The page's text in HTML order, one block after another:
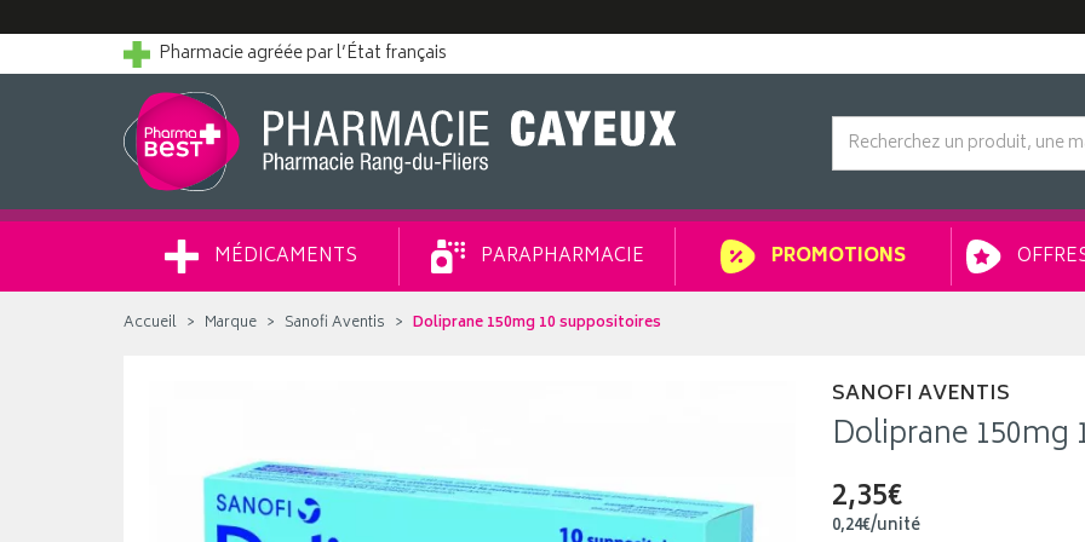
Pharmacie agréée par l’État français
MÉDICAMENTS PARAPHARMACIE PROMOTIONS
Accueil Marque Sanofi Aventis Doliprane 150mg 10 suppositoires
SANOFI AVENTIS
Doliprane 150mg
2,35€
0,24€/unité